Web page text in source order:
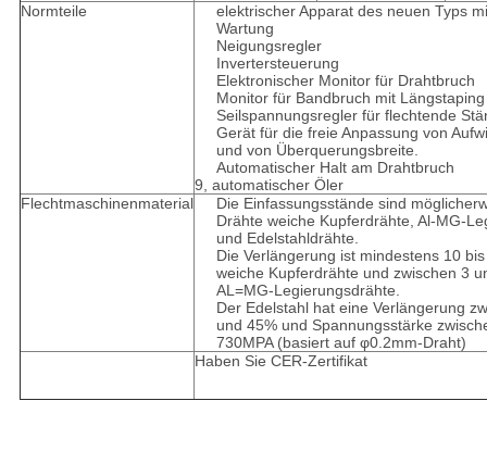
Normteile
elektrischer Apparat des neuen Typs
Wartung
Neigungsregler
Invertersteuerung
Elektronischer Monitor für Drahtbruch
Monitor für Bandbruch mit Längstaping
Seilspannungsregler für flechtende
Gerät für die freie Anpassung von
und von Überquerungsbreite.
Automatischer Halt am Drahtbruch
9, automatischer Öler
Flechtmaschinenmaterial
Die Einfassungsstände sind
Drähte weiche Kupferdrähte, Al-MG-
und Edelstahldrähte.
Die Verlängerung ist mindestens 10
weiche Kupferdrähte und zwischen 3
AL=MG-Legierungsdrähte.
Der Edelstahl hat eine Verlängerung
und 45% und Spannungsstärke
730MPA (basiert auf φ0.2mm-Draht)
Haben Sie CER-Zertifikat